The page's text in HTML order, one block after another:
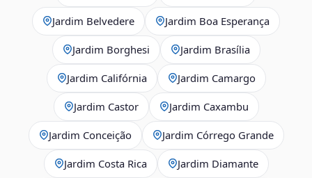
Jardim Belvedere Jardim Boa Esperança
Jardim Borghesi Jardim Brasília
Jardim Califórnia Jardim Camargo
Jardim Castor Jardim Caxambu
Jardim Conceição Jardim Córrego Grande
Jardim Costa Rica Jardim Diamante